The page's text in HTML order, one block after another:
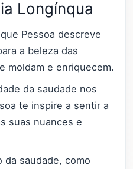
Longínqua
Pessoa descreve
a beleza das
moldam e enriquecem.
da saudade nos
te inspire a sentir a
suas nuances e
da saudade, como